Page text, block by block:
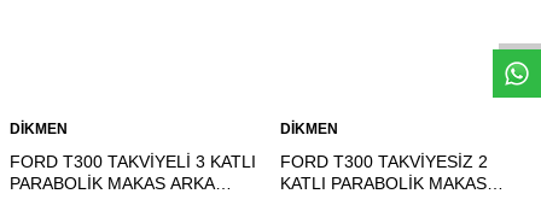
DİKMEN
FORD T300 TAKVİYELİ 3 KATLI
PARABOLİK MAKAS ARKA
DİKMEN
FORD T300 TAKVİYESİZ 2
KATLI PARABOLİK MAKAS